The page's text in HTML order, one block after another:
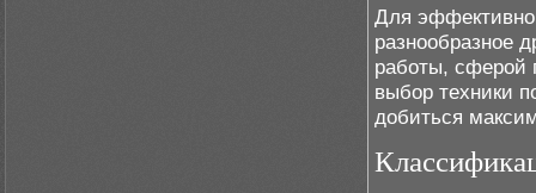
Для
разнообразное
работы, сферой
выбор техники
добиться